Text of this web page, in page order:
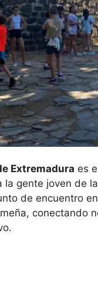
Extremadura es
gente joven de
de encuentro
conectando